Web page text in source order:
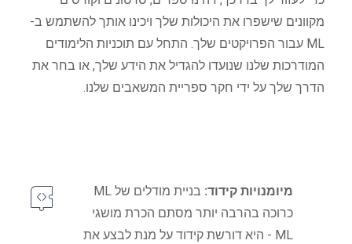
מקוונים שישפרו את היכולות שלך ויכינו אותך להשתמש ב-
ML עבור הפרויקטים שלך. התחל עם תוכניות הלימודים
המודרכות שלנו שנועדו להגדיל את הידע שלך, או בחר את
הדרך שלך על ידי חקר ספריית המשאבים שלנו.
מיומנויות קידוד:
בניית מודלים של ML
כרוכה בהרבה יותר מסתם הכרת מושגי
ML - היא דורשת קידוד על מנת לבצע את